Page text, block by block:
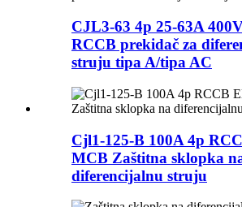
CJL3-63 4p 25-63A
RCCB prekidač za
struju tipa A/tipa AC
Cjl1-125-B 100A 4p
MCB Zaštitna sklopka
diferencijalnu struju